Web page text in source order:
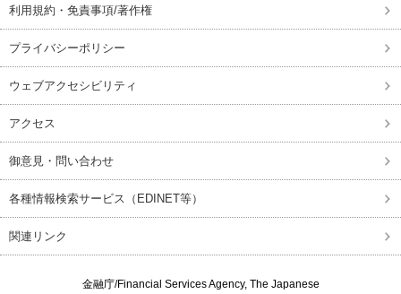
利用規約・免責事項/著作権
プライバシーポリシー
ウェブアクセシビリティ
アクセス
御意見・問い合わせ
各種情報検索サービス（EDINET等）
関連リンク
金融庁/Financial Services Agency, The Japanese